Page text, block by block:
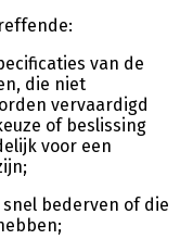
van de
die niet
vervaardigd
of beslissing
voor een
bederven of die